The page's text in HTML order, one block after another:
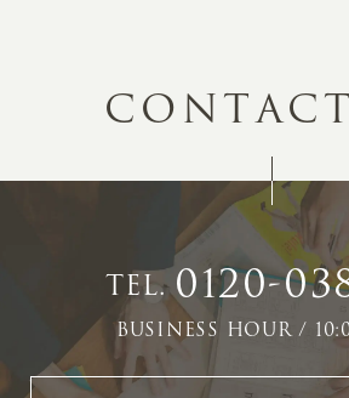
CONTACT
TEL.0120-
BUSINESS HOUR /